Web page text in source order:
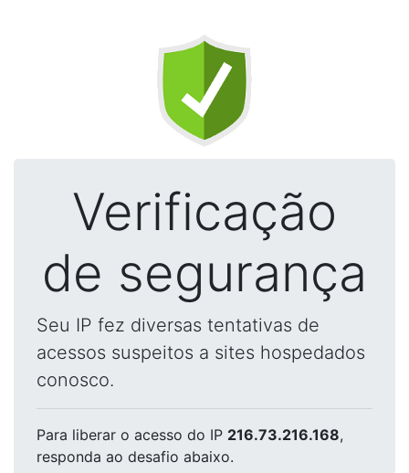
Verificação
de segurança
Seu IP fez diversas tentativas de
acessos suspeitos a sites hospedados
conosco.
Para liberar o acesso do IP 216.73.216.168,
responda ao desafio abaixo.